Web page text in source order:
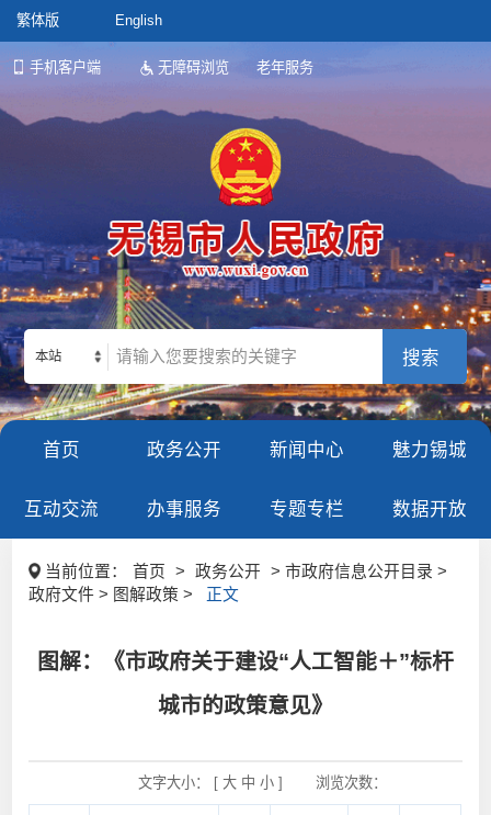
繁体版 English
手机客户端 无障碍浏览 老年服务
本站
首页 政务公开 新闻中心 魅力锡城
互动交流 办事服务 专题专栏 数据开放
当前位置： 首页 > 政务公开
> 市政府信息公开目录 >
政府文件 > 图解政策 >
正文
图解：《市政府关于建设“人工智能＋”标杆
城市的政策意见》
文字大小： [ 大 中 小] 浏览次数：